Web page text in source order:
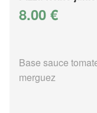
8.00 €
Base sauce
merguez